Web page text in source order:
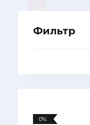
Фильтр
0%